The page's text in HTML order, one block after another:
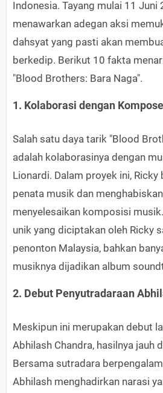
Indonesia. Tayang mulai 11 Juni
menawarkan adegan aksi
dahsyat yang pasti akan
berkedip. Berikut 10 fakta
"Blood Brothers: Bara Naga".
1. Kolaborasi dengan
Salah satu daya tarik "Blood
adalah kolaborasinya dengan
Lionardi. Dalam proyek ini,
penata musik dan
menyelesaikan komposisi
unik yang diciptakan oleh Ricky
penonton Malaysia, bahkan
musiknya dijadikan album
2. Debut Penyutradaraan
Meskipun ini merupakan debut
Abhilash Chandra, hasilnya jauh
Bersama sutradara
Abhilash menghadirkan narasi